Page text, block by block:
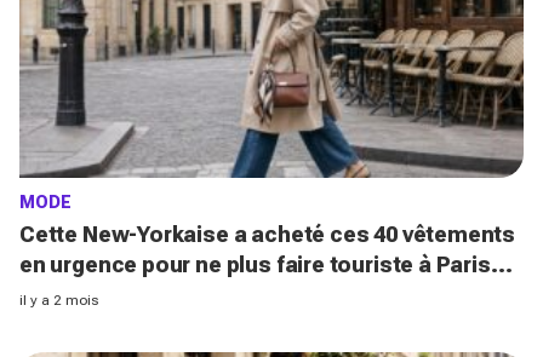
MODE
Cette New-Yorkaise a acheté ces 40 vêtements
en urgence pour ne plus faire touriste à Paris
(les Parisiennes adorent !)
il y a 2 mois